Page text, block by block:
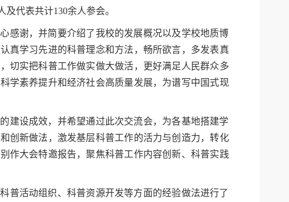
代表共计130余人参会。
感谢，并简要介绍了我校的发展概况以及学校地质博
真学习先进的科普理念和方法，畅所欲言，多发表真
切实把科普工作做实做大做活，更好满足人民群众多
学素养提升和经济社会高质量发展，为谱写中国式现
建设成效，并希望通过此次交流会，为各基地搭建学
创新做法，激发基层科普工作的活力与创造力，转化
作大会特邀报告，聚焦科普工作内容创新、科普实践
普活动组织、科普资源开发等方面的经验做法进行了